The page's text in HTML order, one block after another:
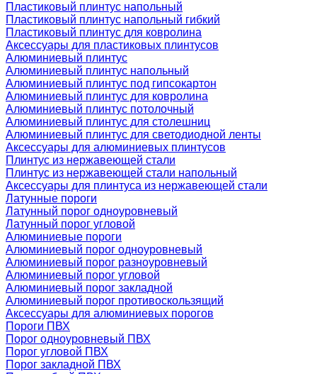
Пластиковый плинтус напольный
Пластиковый плинтус напольный гибкий
Пластиковый плинтус для ковролина
Аксессуары для пластиковых плинтусов
Алюминиевый плинтус
Алюминиевый плинтус напольный
Алюминиевый плинтус под гипсокартон
Алюминиевый плинтус для ковролина
Алюминиевый плинтус потолочный
Алюминиевый плинтус для столешниц
Алюминиевый плинтус для светодиодной ленты
Аксессуары для алюминиевых плинтусов
Плинтус из нержавеющей стали
Плинтус из нержавеющей стали напольный
Аксессуары для плинтуса из нержавеющей стали
Латунные пороги
Латунный порог одноуровневый
Латунный порог угловой
Алюминиевые пороги
Алюминиевый порог одноуровневый
Алюминиевый порог разноуровневый
Алюминиевый порог угловой
Алюминиевый порог закладной
Алюминиевый порог противоскользящий
Аксессуары для алюминиевых порогов
Пороги ПВХ
Порог одноуровневый ПВХ
Порог угловой ПВХ
Порог закладной ПВХ